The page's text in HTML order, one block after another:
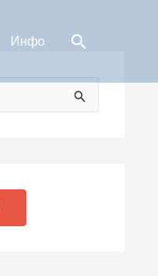
Инфо Поиск